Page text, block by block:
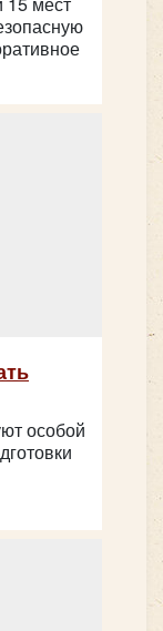
особой